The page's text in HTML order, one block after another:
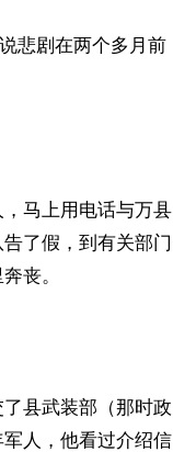
悲剧在两个多月前
马上用电话与万县
了假，到有关部门
丧。
县武装部（那时政
人，他看过介绍信